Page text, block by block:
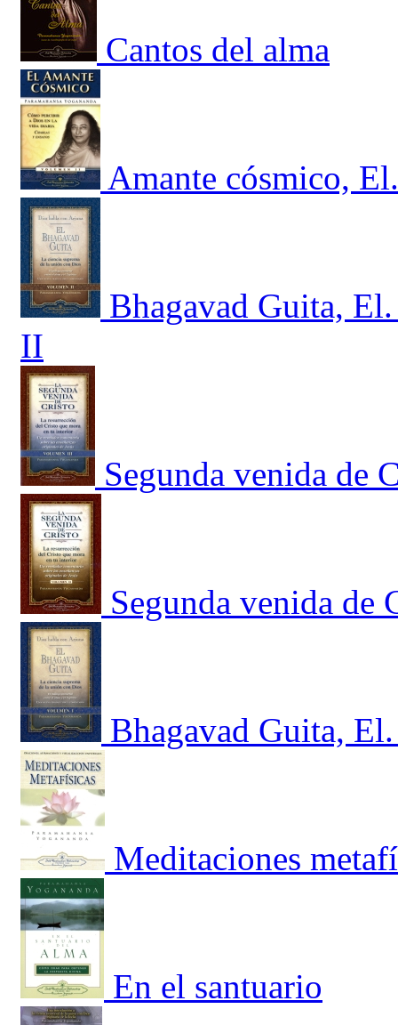
Cantos del alma
Amante cósmico,
Bhagavad Guita,
II
Segunda venida de
Segunda venida de
Bhagavad Guita,
Meditaciones
En el santuario